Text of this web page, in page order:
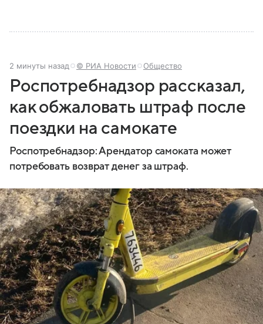
2 минуты назад © РИА Новости Общество
Роспотребнадзор рассказал,
как обжаловать штраф после
поездки на самокате
Роспотребнадзор: Арендатор самоката может
потребовать возврат денег за штраф.